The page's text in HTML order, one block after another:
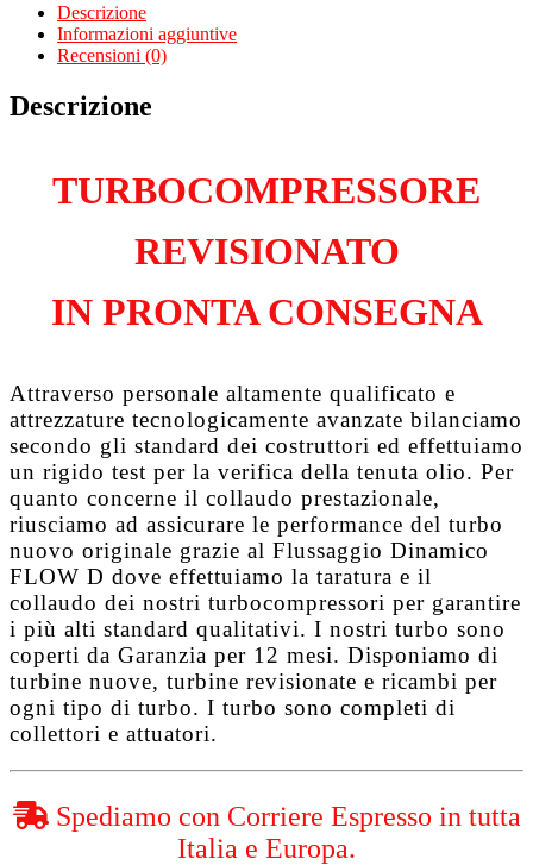
Multijet
263A4000
quantità
Descrizione
Informazioni aggiuntive
Recensioni (0)
Descrizione
TURBOCOMPRESSORE
REVISIONATO
IN PRONTA CONSEGNA
Attraverso personale altamente qualificato e
attrezzature tecnologicamente avanzate bilanciamo
secondo gli standard dei costruttori ed effettuiamo
un rigido test per la verifica della tenuta olio. Per
quanto concerne il collaudo prestazionale,
riusciamo ad assicurare le performance del turbo
nuovo originale grazie al Flussaggio Dinamico
FLOW D dove effettuiamo la taratura e il
collaudo dei nostri turbocompressori per garantire
i più alti standard qualitativi. I nostri turbo sono
coperti da Garanzia per 12 mesi. Disponiamo di
turbine nuove, turbine revisionate e ricambi per
ogni tipo di turbo. I turbo sono completi di
collettori e attuatori.
Spediamo con Corriere Espresso in tutta
Italia e Europa.